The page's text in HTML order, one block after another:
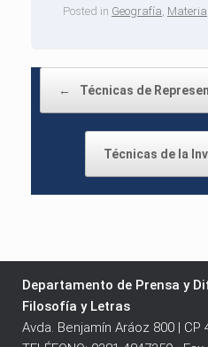
Posted in Geografía Materia
← Técnicas de
Técnicas de la
Departamento de Prensa y
Filosofía y Letras
Avda. Benjamín Aráoz 800 | CP